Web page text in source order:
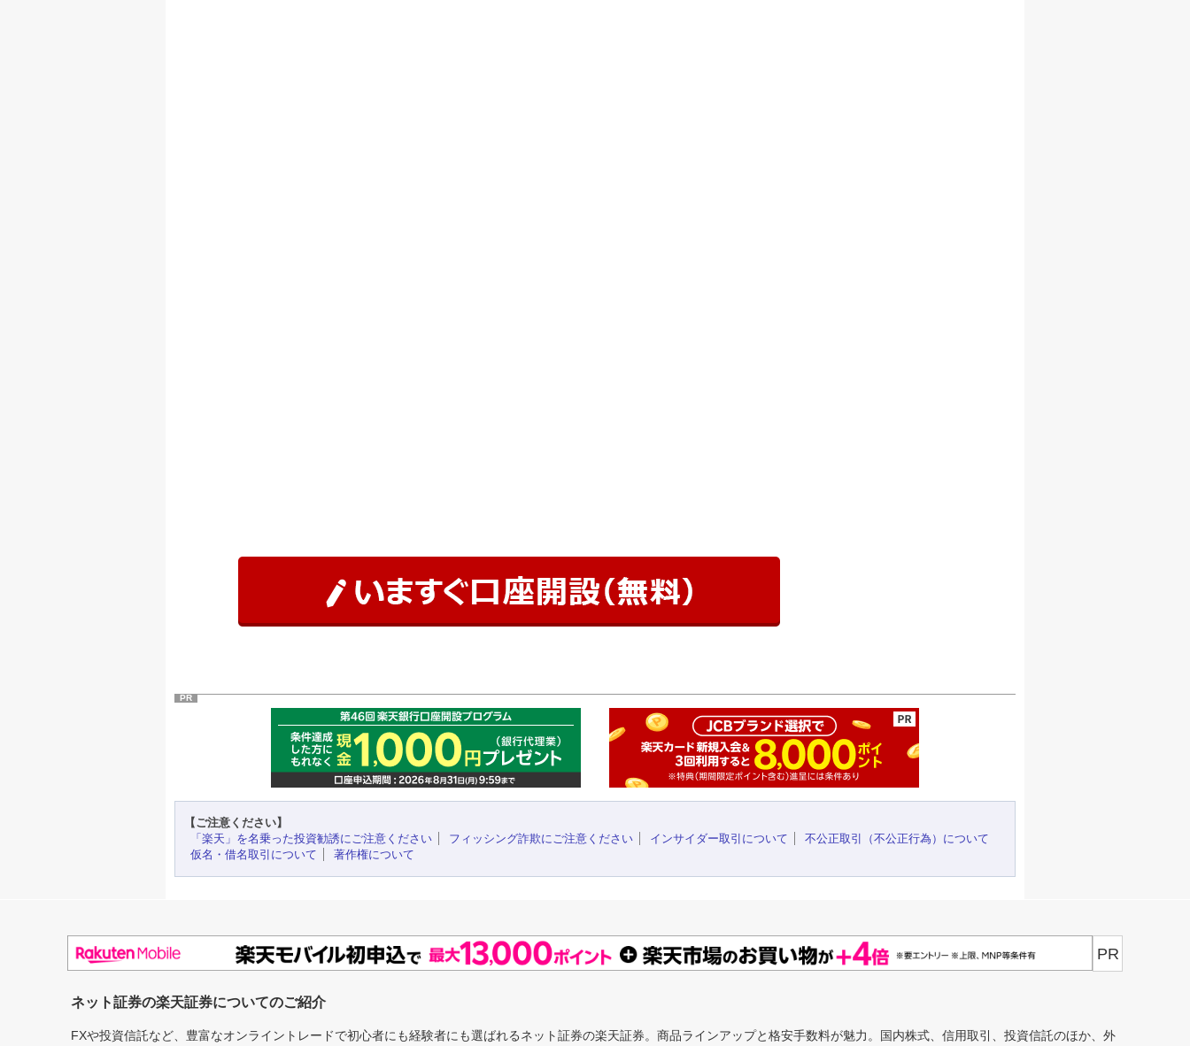
PR
【ご注意ください】
「楽天」を名乗った投資勧誘にご注意ください
フィッシング詐欺にご注意ください インサイダー取引について
不公正取引（不公正行為）について
仮名・借名取引について
著作権について
PR
ネット証券の楽天証券についてのご紹介
FXや投資信託など、豊富なオンライントレードで初心者にも経験者にも選ばれるネット証券の楽天証券。商品ラインアップと格安手数料が魅力。国内株式、信用取引、投資信託のほか、外